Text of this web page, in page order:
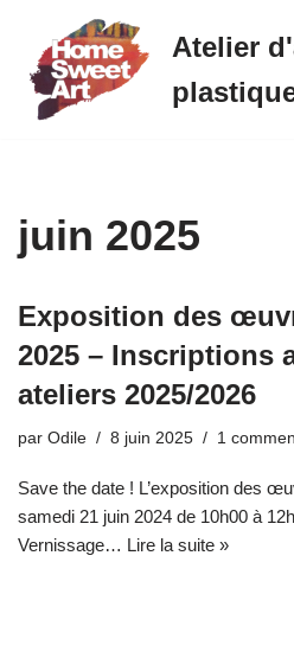
Aller
au
contenu
Atelier
juin 2025
Exposition des
2025 – Inscriptions
ateliers 2025/2026
par Odile 8 juin 2025 1
Save the date ! L’exposition des
samedi 21 juin 2024 de 10h00 à
Vernissage… Lire la suite »